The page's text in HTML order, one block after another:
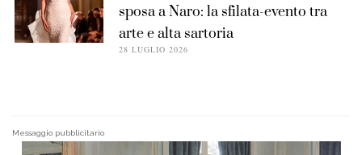
sposa a Naro: la sfilata-evento tra
arte e alta sartoria
28 LUGLIO 2026
Messaggio pubblicitario